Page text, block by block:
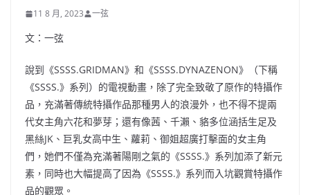
11 8 月, 2023 一弦
文：一弦
說到《SSSS.GRIDMAN》和《SSSS.DYNAZENON》（下稱
《SSSS.》系列）的電視動畫，除了完全致敬了原作的特攝作
品，充滿著傳統特攝作品那種男人的浪漫外，也不得不提兩
代女主角六花和夢芽；還有像茜、千瀨、貉多位涵括生足及
黑絲JK、巨乳女高中生、蘿莉、御姐超廣打擊面的女主角
們，她們不僅為充滿著陽剛之氣的《SSSS.》系列加添了新元
素，同時也大幅提高了因為《SSSS.》系列而入坑觀賞特攝作
品的觀眾。